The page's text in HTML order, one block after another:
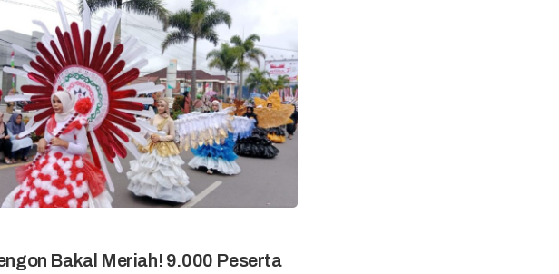
Bakal Meriah! 9.000 Peserta